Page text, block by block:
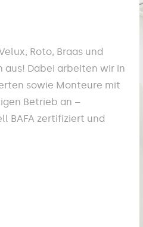
Roto, Braas und
aus! Dabei arbeiten wir in
sowie Monteure mit
Betrieb an –
BAFA zertifiziert und